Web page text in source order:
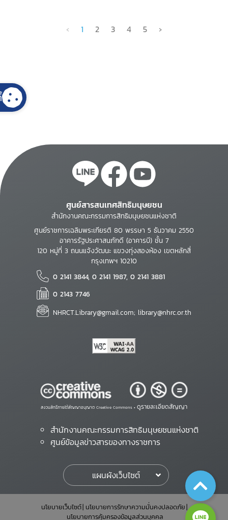
‹ 1 2 3 4 5 ›
ศูนย์สารสนเทศสิทธิมนุษยชน
สำนักงานคณะกรรมการสิทธิมนุษยชนแห่งชาติ
ศูนย์ราชการเฉลิมพระเกียรติ 80 พรรษา 5 ธันวาคม 2550
อาคารรัฐประศาสนภักดี (อาคารบี) ชั้น 7
120 หมู่ที่ 3 ถนนแจ้งวัฒนะ แขวงทุ่งสองห้อง เขตหลักสี่
กรุงเทพฯ 10210
0 2141 3844, 0 2141 1987, 0 2141 3881
0 2143 7746
NHRCT.Library@gmail.com; library@nhrc.or.th
สงวนสิทธิ์ภายใต้สัญญาอนุญาต Creative Commons • ดูรายละเอียดสัญญา
สำนักงานคณะกรรมการสิทธิมนุษยชนแห่งชาติ
ศูนย์ข้อมูลข่าวสารของทางราชการ
แผนผังเว็บไซต์
นโยบายเว็บไซต์ นโยบายการรักษาความมั่นคงปลอดภัย
นโยบายการคุ้มครองข้อมูลส่วนบุคคล